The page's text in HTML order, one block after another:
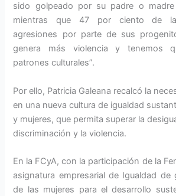
sido golpeado por su padre o
mientras que 47 por ciento de
agresiones por parte de sus
genera más violencia y tenemos
patrones culturales”.
Por ello, Patricia Galeana recalcó la
en una nueva cultura de igualdad
y mujeres, que permita superar la
discriminación y la violencia.
En la FCyA, con la participación de la
asignatura empresarial de Igualdad de
de las mujeres para el desarrollo